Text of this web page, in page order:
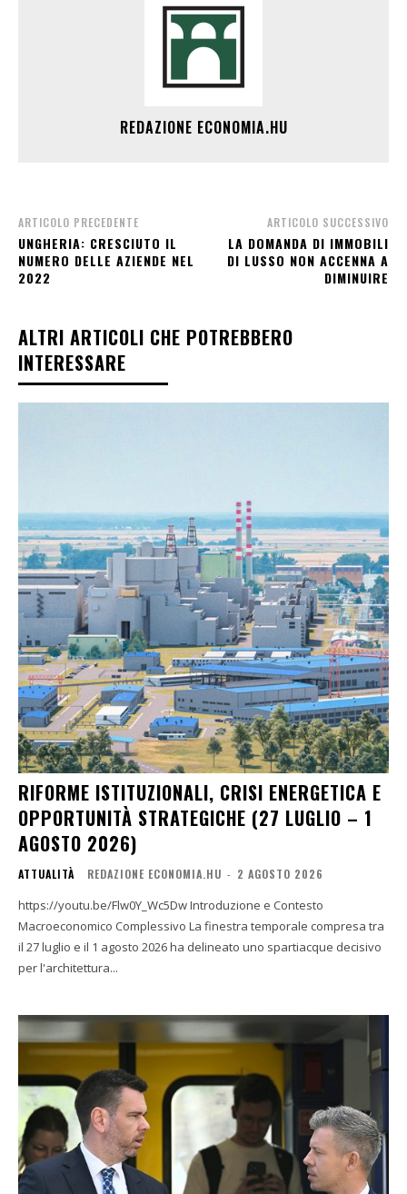
REDAZIONE ECONOMIA.HU
ARTICOLO PRECEDENTE
UNGHERIA: CRESCIUTO IL
NUMERO DELLE AZIENDE NEL
2022
ARTICOLO SUCCESSIVO
LA DOMANDA DI IMMOBILI
DI LUSSO NON ACCENNA A
DIMINUIRE
ALTRI ARTICOLI CHE POTREBBERO
INTERESSARE
RIFORME ISTITUZIONALI, CRISI ENERGETICA E
OPPORTUNITÀ STRATEGICHE (27 LUGLIO – 1
AGOSTO 2026)
ATTUALITÀ REDAZIONE ECONOMIA.HU - 2 AGOSTO 2026
https://youtu.be/Flw0Y_Wc5Dw Introduzione e Contesto
Macroeconomico Complessivo La finestra temporale compresa tra
il 27 luglio e il 1 agosto 2026 ha delineato uno spartiacque decisivo
per l'architettura...